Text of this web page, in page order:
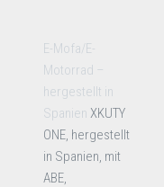
E-Mofa/E-
Motorrad –
hergestellt in
Spanien XKUTY
ONE, hergestellt
in Spanien, mit
ABE,